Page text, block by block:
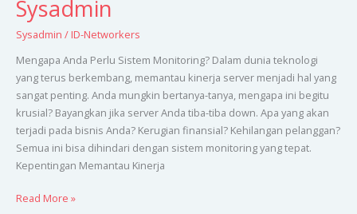
Sysadmin
Sysadmin / ID-Networkers
Mengapa Anda Perlu Sistem Monitoring? Dalam dunia teknologi
yang terus berkembang, memantau kinerja server menjadi hal yang
sangat penting. Anda mungkin bertanya-tanya, mengapa ini begitu
krusial? Bayangkan jika server Anda tiba-tiba down. Apa yang akan
terjadi pada bisnis Anda? Kerugian finansial? Kehilangan pelanggan?
Semua ini bisa dihindari dengan sistem monitoring yang tepat.
Kepentingan Memantau Kinerja
Read More »